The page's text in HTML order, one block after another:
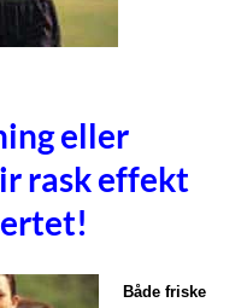
eller
rask effekt
Både friske